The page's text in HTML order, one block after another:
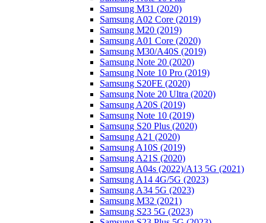
Samsung M31 (2020)
Samsung A02 Core (2019)
Samsung M20 (2019)
Samsung A01 Core (2020)
Samsung M30/A40S (2019)
Samsung Note 20 (2020)
Samsung Note 10 Pro (2019)
Samsung S20FE (2020)
Samsung Note 20 Ultra (2020)
Samsung A20S (2019)
Samsung Note 10 (2019)
Samsung S20 Plus (2020)
Samsung A21 (2020)
Samsung A10S (2019)
Samsung A21S (2020)
Samsung A04s (2022)/А13 5G (2021)
Samsung A14 4G/5G (2023)
Samsung A34 5G (2023)
Samsung M32 (2021)
Samsung S23 5G (2023)